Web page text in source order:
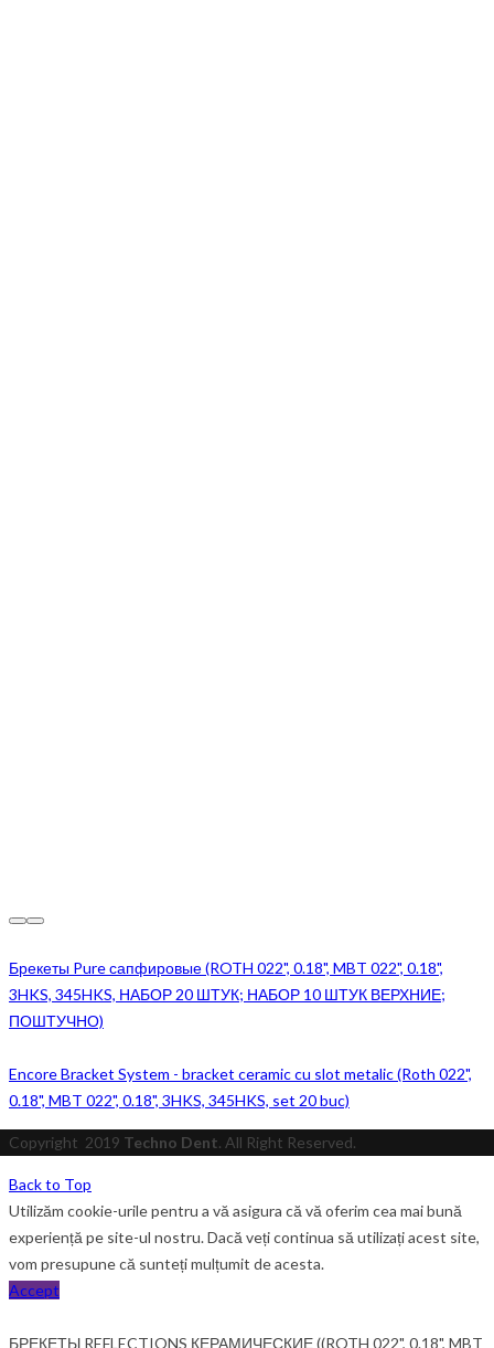
Брекеты Pure сапфировые (ROTH 022", 0.18", MBT 022", 0.18",
3HKS, 345HKS, НАБОР 20 ШТУК; НАБОР 10 ШТУК ВЕРХНИЕ;
ПОШТУЧНО)
Encore Bracket System - bracket ceramic cu slot metalic (Roth 022",
0.18", MBT 022", 0.18", 3HKS, 345HKS, set 20 buc)
Copyright 2019 Techno Dent. All Right Reserved.
Back to Top
Utilizăm cookie-urile pentru a vă asigura că vă oferim cea mai bună
experiență pe site-ul nostru. Dacă veți continua să utilizați acest site,
vom presupune că sunteți mulțumit de acesta.
Accept
БРЕКЕТЫ REFLECTIONS КЕРАМИЧЕСКИЕ ((ROTH 022", 0.18", MBT